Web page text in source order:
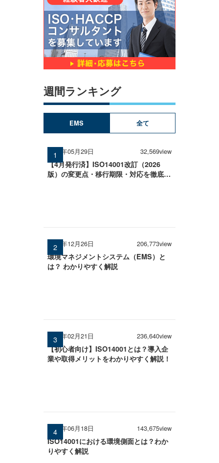
週間ランキング
EMS 全て
2026年05月29日 32,569view
【4月発行済】ISO14001改訂（2026
版）の変更点・移行期限・対応を徹底解
2024年12月26日 206,773view
環境マネジメントシステム（EMS）と
は？ わかりやすく解説
2025年02月21日 236,640view
【初心者向け】ISO14001とは？導入企
業や取得メリットをわかりやすく解説！
2025年06月18日 143,675view
ISO14001における環境側面とは？わか
りやすく解説